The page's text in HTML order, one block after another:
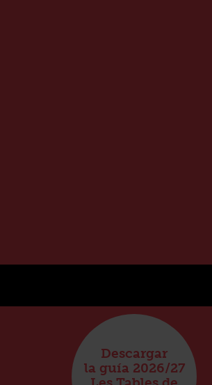
Descargar
la guía 2026/27